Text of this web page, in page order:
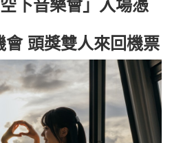
下音樂會」入場憑
頭獎雙人來回機票